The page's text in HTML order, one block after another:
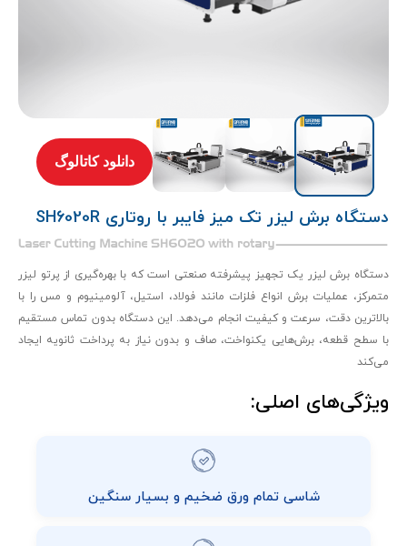
دانلود کاتالوگ
دستگاه برش لیزر تک میز فایبر با روتاری SH6020R
دستگاه برش لیزر یک تجهیز پیشرفته صنعتی است که با بهره‌گیری از پرتو لیزر
متمرکز، عملیات برش انواع فلزات مانند فولاد، استیل، آلومینیوم و مس را با
بالاترین دقت، سرعت و کیفیت انجام می‌دهد. این دستگاه بدون تماس مستقیم
با سطح قطعه، برش‌هایی یکنواخت، صاف و بدون نیاز به پرداخت ثانویه ایجاد
می‌کند
ویژگی‌های اصلی:
شاسی تمام ورق ضخیم و بسیار سنگین